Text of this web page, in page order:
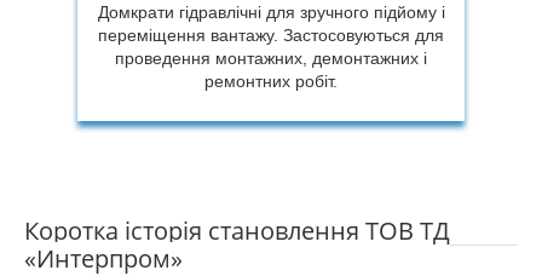
Домкрати гідравлічні для зручного підйому і
переміщення вантажу. Застосовуються для
проведення монтажних, демонтажних і
ремонтних робіт.
Коротка історія становлення ТОВ ТД
«Интерпром»